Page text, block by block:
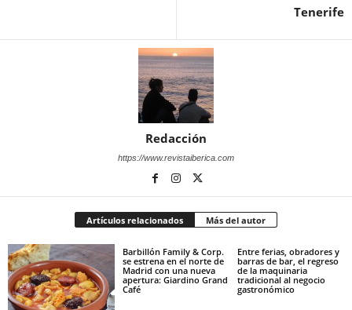
Tenerife
Redacción
https://www.revistaiberica.com
Artículos relacionados Más del autor
Barbillón Family & Corp.
se estrena en el norte de
Madrid con una nueva
apertura: Giardino Grand
Café
Entre ferias, obradores y
barras de bar, el regreso
de la maquinaria
tradicional al negocio
gastronómico